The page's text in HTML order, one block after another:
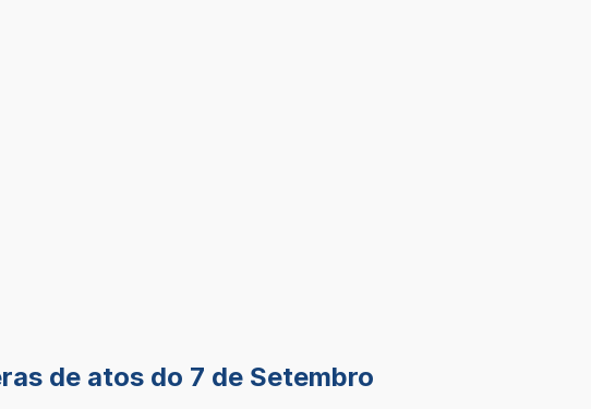
de atos do 7 de Setembro